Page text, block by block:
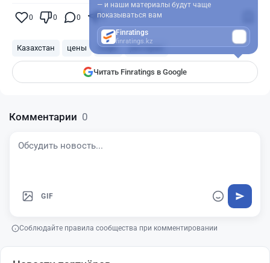
0 0 0 0
Казахстан цены Кафе ресторан
Читать Finratings в Google
— и наши материалы будут чаще
показываться вам
Finratings
finratings.kz
Комментарии 0
GIF
Соблюдайте правила сообщества при комментировании